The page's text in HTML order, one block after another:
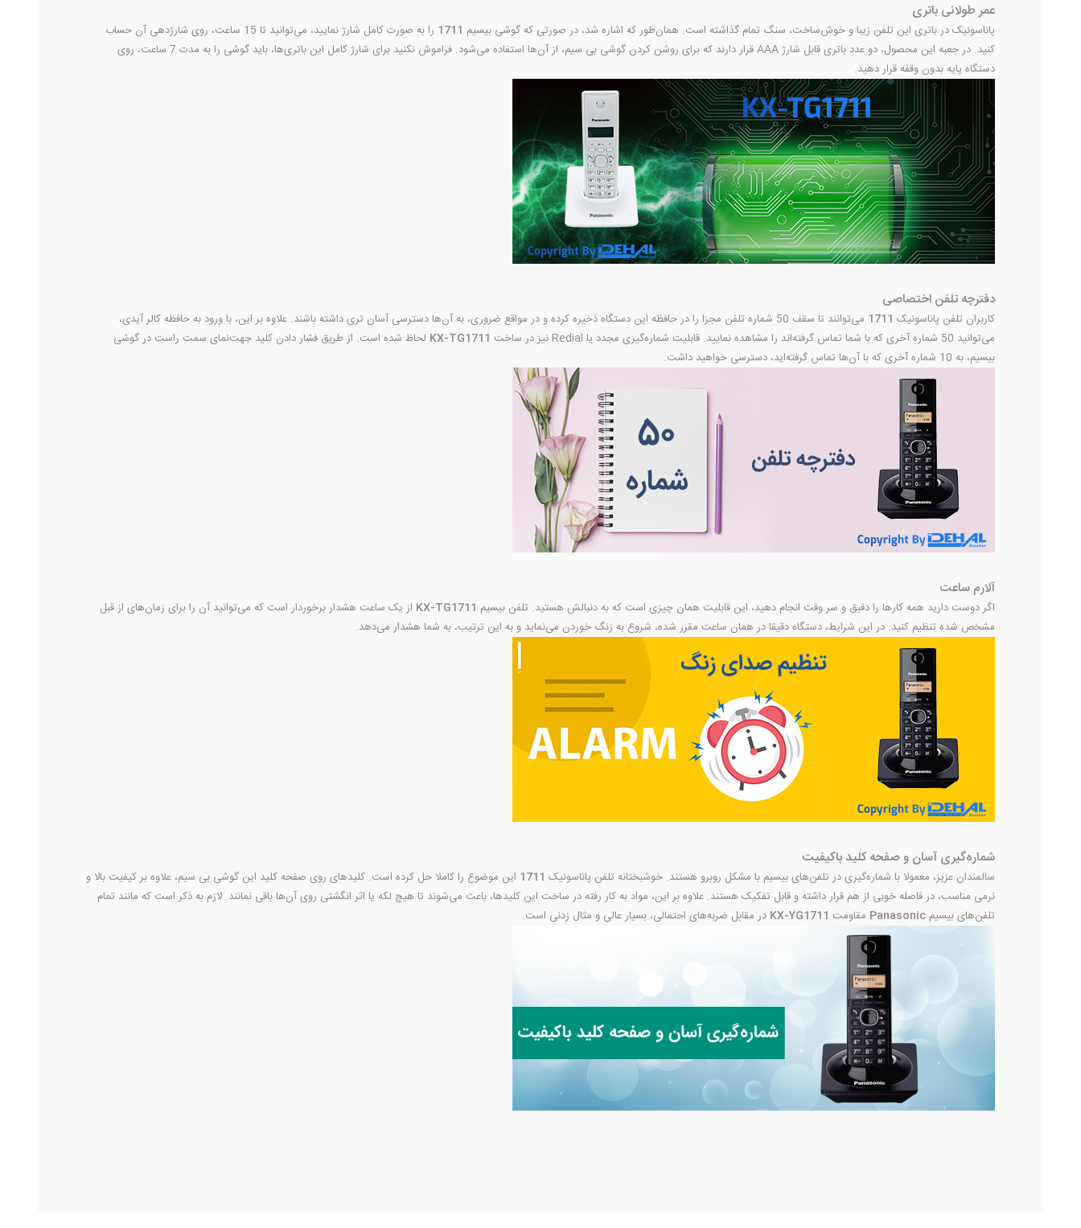
عمر طولانی باتری
پاناسونیک در باتری این تلفن زیبا و خوش‌ساخت، سنگ تمام گذاشته است. همان‌طور که اشاره شد، در صورتی که گوشی بیسیم 1711
را به صورت کامل شارژ نمایید، می‌توانید تا 15 ساعت، روی شارژدهی آن حساب
کنید. در جعبه این محصول، دو عدد باتری قابل شارژ AAA قرار دارند که برای روشن کردن گوشی بی سیم، از آن‌ها استفاده می‌شود. فراموش نکنید برای شارژ کامل این باتری‌‌ها، باید گوشی را به مدت 7 ساعت، روی
دستگاه پایه بدون وقفه قرار دهید.
دفترچه تلفن اختصاصی
کاربران تلفن پاناسونیک 1711
می‌توانند تا سقف 50 شماره تلفن مجزا را در حافظه این دستگاه ذخیره کرده و در مواقع ضروری، به آن‌ها دسترسی آسان تری داشته باشند. علاوه بر این، با ورود به حافظه کالر آیدی،
می‌توانید 50 شماره آخری که با شما تماس گرفته‌اند را مشاهده نمایید. قابلیت شماره‌گیری مجدد یا Redial نیز در ساخت
KX-TG1711 لحاظ شده است. از طریق فشار دادن کلید جهت‌نمای سمت راست در گوشی
بیسیم، به 10 شماره آخری که با آن‌ها تماس گرفته‌اید، دسترسی خواهید داشت.
آلارم ساعت
اگر دوست دارید همه کارها را دقیق و سر وقت انجام دهید، این قابلیت همان‌ چیزی است که به دنبالش هستید. تلفن بیسیم KX-TG1711 از یک ساعت هشدار برخوردار است که می‌توانید آن را برای زمان‌های از قبل
مشخص شده تنظیم کنید. در این شرایط، دستگاه دقیقا در همان ساعت مقرر شده، شروع به زنگ خوردن می‌نماید و به این ترتیب، به شما هشدار می‌دهد.
شماره‌گیری آسان و صفحه کلید باکیفیت
سالمندان عزیز، معمولا با شماره‌گیری در تلفن‌های بیسیم با مشکل روبرو هستند. خوشبختانه تلفن پاناسونیک 1711 این موضوع را کاملا حل کرده است. کلیدهای روی صفحه کلید این گوشی بی سیم، علاوه بر کیفیت بالا و
نرمی مناسب، در فاصله خوبی از هم قرار داشته و قابل تفکیک هستند. علاوه بر این، مواد به کار رفته در ساخت این کلیدها، باعث می‌شوند تا هیچ لکه یا اثر انگشتی روی آن‌ها باقی نمانند. لازم به ذکر است که مانند تمام
تلفن‌های بیسیم Panasonic مقاومت KX-YG1711 در مقابل ضربه‌های احتمالی، بسیار عالی و مثال زدنی است.